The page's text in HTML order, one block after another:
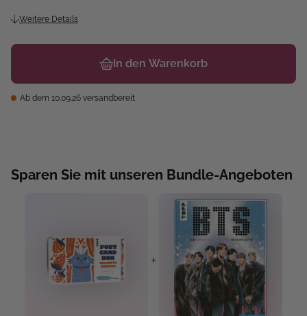
Weitere Details
In den Warenkorb
Ab dem 10.09.26 versandbereit
Sparen Sie mit unseren Bundle-Angeboten
+